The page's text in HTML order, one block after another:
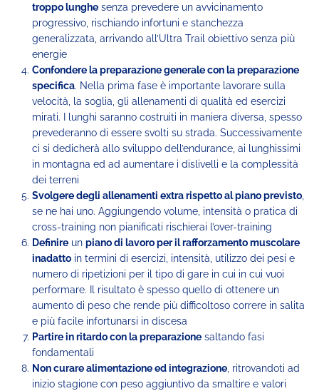
troppo lunghe senza prevedere un avvicinamento
progressivo, rischiando infortuni e stanchezza
generalizzata, arrivando all’Ultra Trail obiettivo senza più
energie
Confondere la preparazione generale con la preparazione
specifica. Nella prima fase è importante lavorare sulla
velocità, la soglia, gli allenamenti di qualità ed esercizi
mirati. I lunghi saranno costruiti in maniera diversa, spesso
prevederanno di essere svolti su strada. Successivamente
ci si dedicherà allo sviluppo dell’endurance, ai lunghissimi
in montagna ed ad aumentare i dislivelli e la complessità
dei terreni
Svolgere degli allenamenti extra rispetto al piano previsto
se ne hai uno. Aggiungendo volume, intensità o pratica di
cross-training non pianificati rischierai l’over-training
Definire un piano di lavoro per il rafforzamento muscolare
inadatto in termini di esercizi, intensità, utilizzo dei pesi e
numero di ripetizioni per il tipo di gare in cui in cui vuoi
performare. Il risultato è spesso quello di ottenere un
aumento di peso che rende più difficoltoso correre in salita
e più facile infortunarsi in discesa
Partire in ritardo con la preparazione saltando fasi
fondamentali
Non curare alimentazione ed integrazione , ritrovandoti ad
inizio stagione con peso aggiuntivo da smaltire e valori